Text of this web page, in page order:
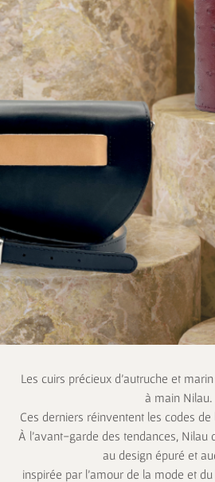
Les cuirs précieux d’autruche et
à main Nilau.
Ces derniers réinventent les codes de
À l’avant-garde des tendances, Nilau
au design épuré et
inspirée par l’amour de la mode et